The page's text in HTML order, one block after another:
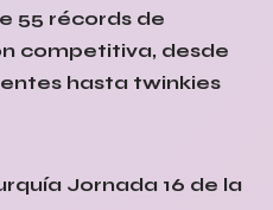
55 récords de
competitiva, desde
hasta twinkies
Jornada 16 de la